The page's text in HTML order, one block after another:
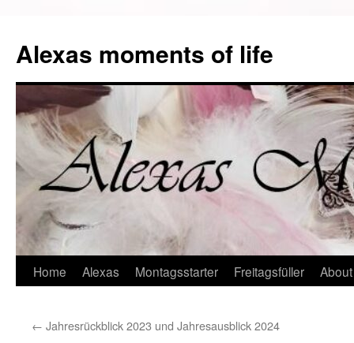
Alexas moments of life
Zum
springen
Home Alexas Montagsstarter Freitagsfüller
← Jahresrückblick 2023 und Jahresausblick 2024